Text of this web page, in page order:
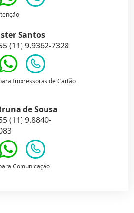
Santos
(11) 9.9362-7328
Impressoras de Cartão
de Sousa
(11) 9.8840-
Comunicação